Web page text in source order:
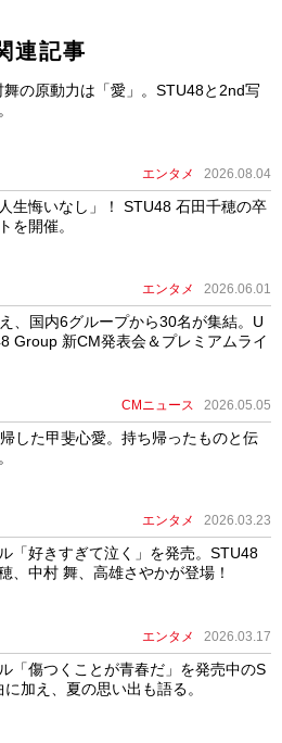
連記事
の原動力は「愛」。STU48と2nd写
エンタメ 2026.08.04
人生悔いなし」！ STU48 石田千穂の卒
を開催。
エンタメ 2026.06.01
、国内6グループから30名が集結。U
Group 新CM発表会＆プレミアムライ
CMニュース 2026.05.05
した甲斐心愛。持ち帰ったものと伝
エンタメ 2026.03.23
「好きすぎて泣く」を発売。STU48
、中村 舞、高雄さやかが登場！
エンタメ 2026.03.17
「傷つくことが青春だ」を発売中のS
加え、夏の思い出も語る。